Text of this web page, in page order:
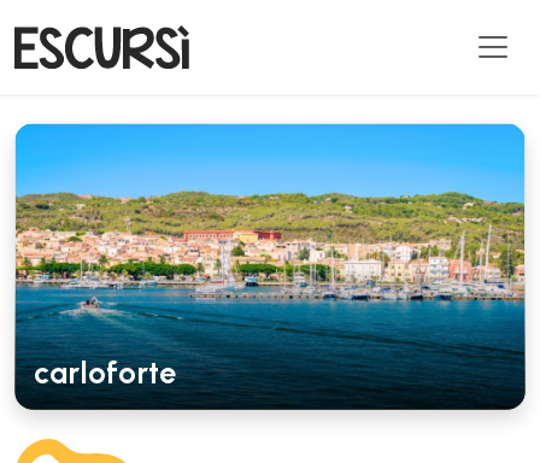
carloforte